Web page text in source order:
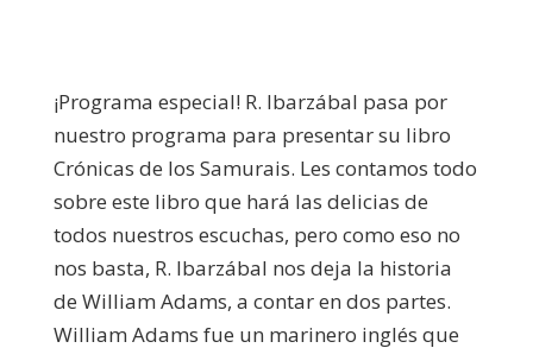
¡Programa especial! R. Ibarzábal pasa por
nuestro programa para presentar su libro
Crónicas de los Samurais. Les contamos todo
sobre este libro que hará las delicias de
todos nuestros escuchas, pero como eso no
nos basta, R. Ibarzábal nos deja la historia
de William Adams, a contar en dos partes.
William Adams fue un marinero inglés que